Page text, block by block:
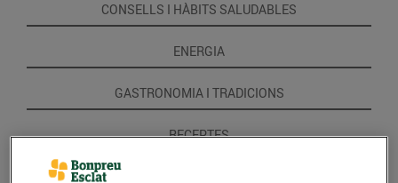
CONSELLS I HÀBITS SALUDABLES
ENERGIA
GASTRONOMIA I TRADICIONS
RECEPTES